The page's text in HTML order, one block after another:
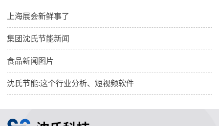
上海展会新鲜事了
集团沈氏节能新闻
食品新闻图片
沈氏节能:这个行业分析、短视频软件